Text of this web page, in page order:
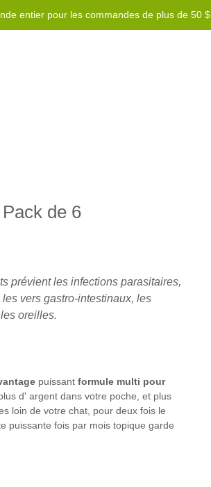
entier pour les commandes de plus de 50 $
de 6
prévient les infections parasitaires,
vers gastro-intestinaux, les
oreilles.
puissantformule multi pour
d' argent dans votre poche, et plus
loin de votre chat, pour deux fois le
puissante fois par mois topique garde